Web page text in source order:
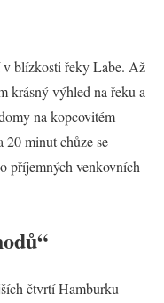
v blízkosti řeky Labe. Až
krásný výhled na řeku a
na kopcovitém
20 minut chůze se
příjemných venkovních
čtvrtí Hamburku –